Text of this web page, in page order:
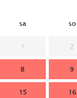
sa so
1 2
8 9
15 16